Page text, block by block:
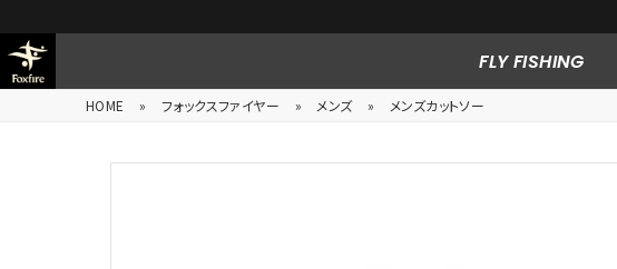
FLY FISHING
HOME » フォックスファイヤー » メンズ » メンズカットソー